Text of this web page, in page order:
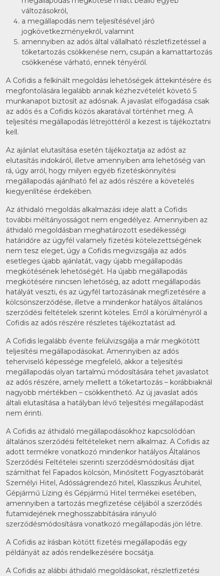
változásokról,
a megállapodás nem teljesítésével járó
jogkövetkezményekről, valamint
amennyiben az adós által vállalható részletfizetéssel a
tőketartozás csökkenése nem, csupán a kamattartozás
csökkenése várható, ennek tényéről.
A Cofidis a felkínált megoldási lehetőségek áttekintésére és
megfontolására legalább annak kézhezvételét követő 5
munkanapot biztosít az adósnak. A javaslat elfogadása csak
az adós és a Cofidis közös akaratával történhet meg. A
teljesítési megállapodás létrejöttéről a kezest is tájékoztatni
kell.
Az ajánlat elutasítása esetén tájékoztatja az adóst az
elutasítás indokáról, illetve amennyiben arra lehetőség van
rá, úgy arról, hogy milyen egyéb fizetéskönnyítési
megállapodás ajánlható fel az adós részére a követelés
kiegyenlítése érdekében.
Az áthidaló megoldás alkalmazási ideje alatt a Cofidis
további méltányosságot nem engedélyez. Amennyiben az
áthidaló megoldásban meghatározott esedékességi
határidőre az ügyfél valamely fizetési kötelezettségének
nem tesz eleget, úgy a Cofidis megvizsgálja az adós
esetleges újabb ajánlatát, vagy újabb megállapodás
megkötésének lehetőségét. Ha újabb megállapodás
megkötésére nincsen lehetőség, az adott megállapodás
hatályát veszti, és az ügyfél tartozásának megfizetésére a
kölcsönszerződése, illetve a mindenkor hatályos általános
szerződési feltételek szerint köteles. Erről a körülményről a
Cofidis az adós részére részletes tájékoztatást ad.
A Cofidis legalább évente felülvizsgálja a már megkötött
teljesítési megállapodásokat. Amennyiben az adós
teherviselő képessége megfelelő, akkor a teljesítési
megállapodás olyan tartalmú módosítására tehet javaslatot
az adós részére, amely mellett a tőketartozás – korábbiaknál
nagyobb mértékben – csökkenthető. Az új javaslat adós
általi elutasítása a hatályban lévő teljesítési megállapodást
nem érinti.
A Cofidis az áthidaló megállapodásokhoz kapcsolódóan
általános szerződési feltételeket nem alkalmaz. A Cofidis az
adott termékre vonatkozó mindenkor hatályos Általános
Szerződési Feltételei szerinti szerződésmódosítási díjat
számíthat fel Fapados kölcsön, Minősített Fogyasztóbarát
Személyi Hitel, Adósságrendező hitel, Klasszikus Áruhitel,
Gépjármű Lízing és Gépjármű Hitel termékei esetében,
amennyiben a tartozás megfizetése céljából a szerződés
futamidejének meghosszabbítására irányuló
szerződésmódosításra vonatkozó megállapodás jön létre.
A Cofidis az írásban kötött fizetési megállapodás egy
példányát az adós rendelkezésére bocsátja.
A Cofidis az alábbi áthidaló megoldásokat, részletfizetési